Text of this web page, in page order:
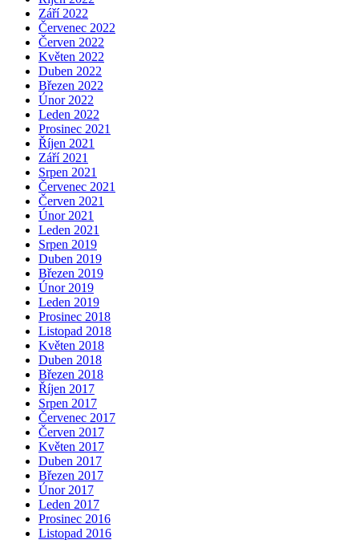
Září 2022
Červenec 2022
Červen 2022
Květen 2022
Duben 2022
Březen 2022
Únor 2022
Leden 2022
Prosinec 2021
Říjen 2021
Září 2021
Srpen 2021
Červenec 2021
Červen 2021
Únor 2021
Leden 2021
Srpen 2019
Duben 2019
Březen 2019
Únor 2019
Leden 2019
Prosinec 2018
Listopad 2018
Květen 2018
Duben 2018
Březen 2018
Říjen 2017
Srpen 2017
Červenec 2017
Červen 2017
Květen 2017
Duben 2017
Březen 2017
Únor 2017
Leden 2017
Prosinec 2016
Listopad 2016